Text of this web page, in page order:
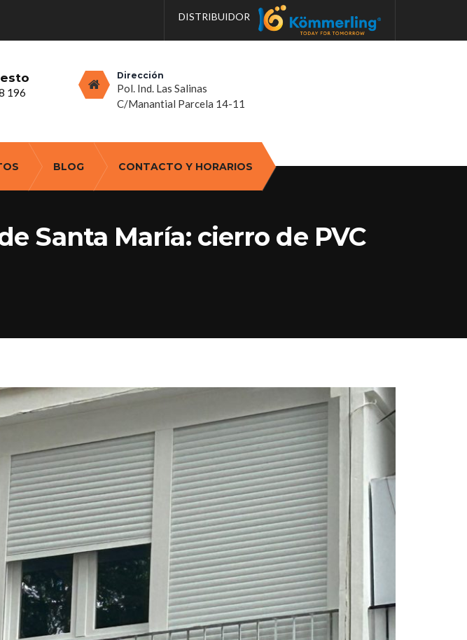
DISTRIBUIDOR
196
Dirección
Pol. Ind. Las Salinas
C/Manantial Parcela 14-11
BLOG CONTACTO Y HORARIOS
Santa María: cierro de PVC